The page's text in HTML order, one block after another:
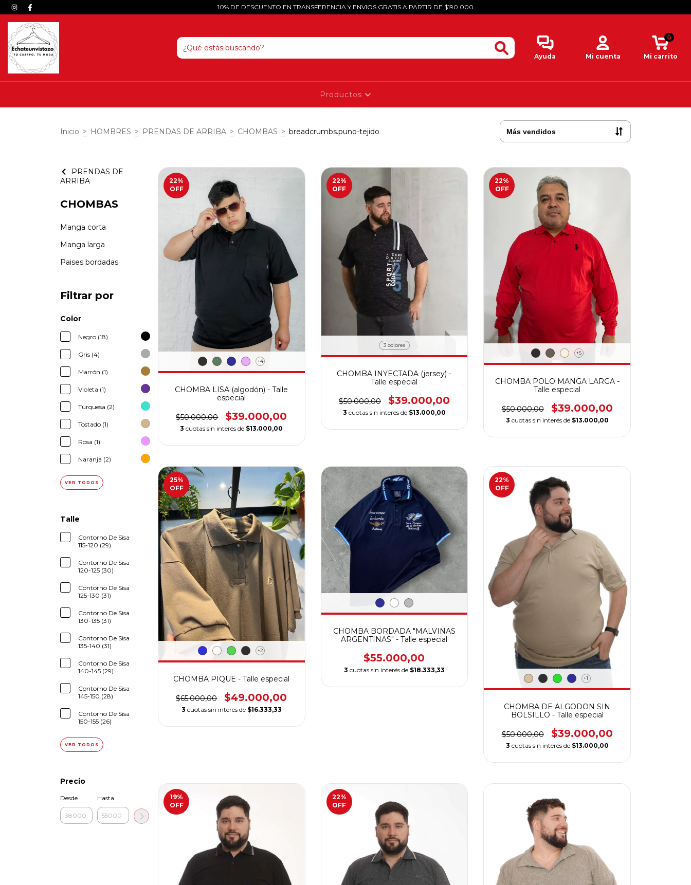
10% DE DESCUENTO EN TRANSFERENCIA Y ENVIOS GRATIS A PARTIR DE $190.000
Ayuda Mi cuenta Mi carrito
0
Productos
Inicio > HOMBRES > PRENDAS DE ARRIBA > CHOMBAS > breadcrumbs.puno-tejido
PRENDAS DE
ARRIBA
CHOMBAS
Manga corta
Manga larga
Paises bordadas
Filtrar por
Color
Negro (18)
Gris (4)
Marrón (1)
Violeta (1)
Turquesa (2)
Tostado (1)
Rosa (1)
Naranja (2)
VER TODOS
Talle
Contorno De Sisa
115-120 (29)
Contorno De Sisa
120-125 (30)
Contorno De Sisa
125-130 (31)
Contorno De Sisa
130-135 (31)
Contorno De Sisa
135-140 (31)
Contorno De Sisa
140-145 (29)
Contorno De Sisa
145-150 (28)
Contorno De Sisa
150-155 (26)
VER TODOS
Precio
Desde Hasta
22%
OFF
+4
CHOMBA LISA (algodón) - Talle
especial
$50.000,00 $39.000,00
3 cuotas sin interés de $13.000,00
22%
OFF
3 colores
CHOMBA INYECTADA (jersey) -
Talle especial
$50.000,00 $39.000,00
3 cuotas sin interés de $13.000,00
22%
OFF
+5
CHOMBA POLO MANGA LARGA -
Talle especial
$50.000,00 $39.000,00
3 cuotas sin interés de $13.000,00
25%
OFF
+2
CHOMBA PIQUE - Talle especial
$65.000,00 $49.000,00
3 cuotas sin interés de $16.333,33
CHOMBA BORDADA "MALVINAS
ARGENTINAS" - Talle especial
$55.000,00
3 cuotas sin interés de $18.333,33
22%
OFF
+1
CHOMBA DE ALGODON SIN
BOLSILLO - Talle especial
$50.000,00 $39.000,00
3 cuotas sin interés de $13.000,00
19%
OFF
22%
OFF